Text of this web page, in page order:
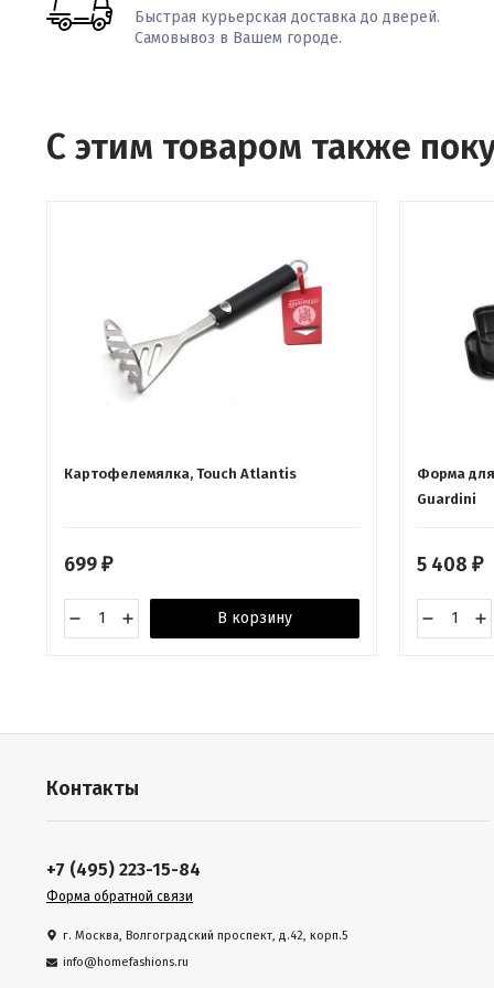
Быстрая курьерская доставка до дверей.
Самовывоз в Вашем городе.
С этим товаром также
Картофелемялка, Touch Atlantis
699 ₽
В корзину
Форма для
Guardini
5 408 ₽
Контакты
+7 (495) 223-15-84
Форма обратной связи
г. Москва, Волгоградский проспект, д.42, корп.5
info@homefashions.ru